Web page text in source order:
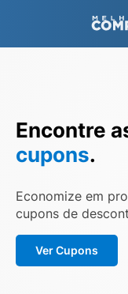
Encontre
cupons.
Economize em
cupons de
Ver Cupons